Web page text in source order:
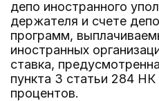
депо иностранного
держателя и счете
программ,
иностранных
ставка,
пункта 3 статьи 284
процентов.